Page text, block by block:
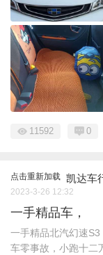
11592 0
点击重新加载 凯达车
2023-3-26 12:32
一手精品车，
一手精品北汽幻速
车零事故，小跑十二